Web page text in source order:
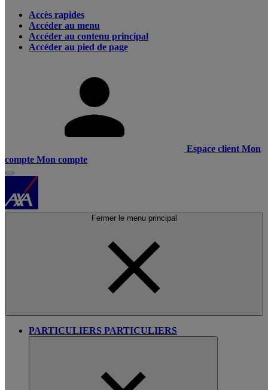
Accès rapides
Accéder au menu
Accéder au contenu principal
Accéder au pied de page
Espace client Mon
compte Mon compte
Fermer le menu principal
PARTICULIERS PARTICULIERS